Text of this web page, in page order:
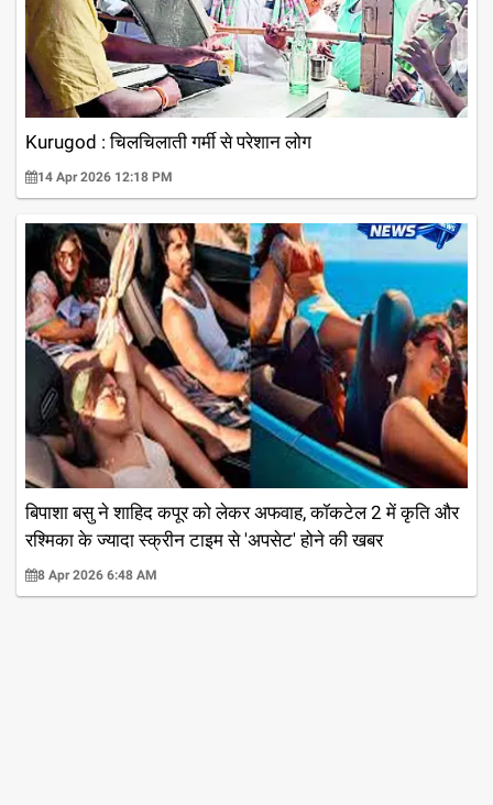
Kurugod : चिलचिलाती गर्मी से परेशान लोग
14 Apr 2026 12:18 PM
बिपाशा बसु ने शाहिद कपूर को लेकर अफवाह, कॉकटेल 2 में कृति और
रश्मिका के ज्यादा स्क्रीन टाइम से 'अपसेट' होने की खबर
8 Apr 2026 6:48 AM